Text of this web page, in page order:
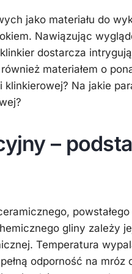
jako materiału do
Nawiązując
dostarcza
materiałem o
Na jakie
–
gliny zależy
Temperatura
odporność na mróz